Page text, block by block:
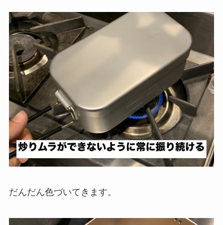
だんだん色づいてきます。